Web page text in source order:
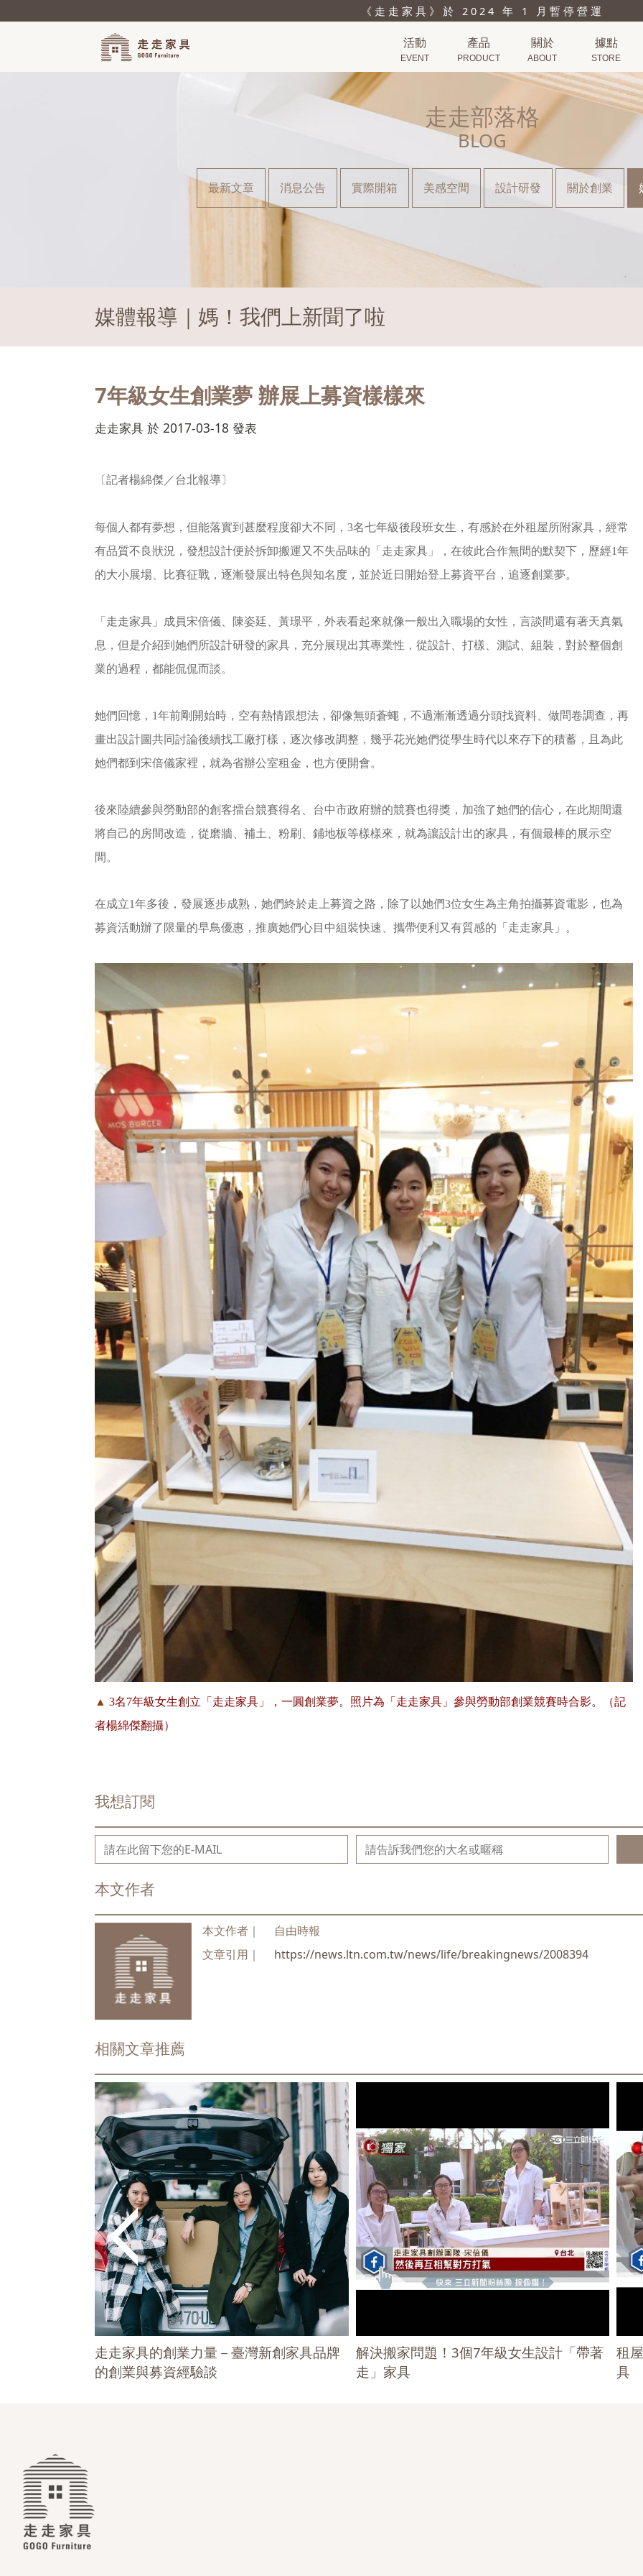
《走走家具》於 2024 年 1 月暫停營運
活動
EVENT
產品
PRODUCT
關於
ABOUT
據點
STORE
走走部落格
BLOG
最新文章 消息公告 實際開箱 美感空間 設計研發 關於創業
媒體報導｜媽！我們上新聞了啦
7年級女生創業夢 辦展上募資樣樣來
走走家具 於 2017-03-18 發表
〔記者楊綿傑／台北報導〕
每個人都有夢想，但能落實到甚麼程度卻大不同，3名七年級後段班女生，有感於在外租屋所附家具，經常
有品質不良狀況，發想設計便於拆卸搬運又不失品味的「走走家具」，在彼此合作無間的默契下，歷經1年
的大小展場、比賽征戰，逐漸發展出特色與知名度，並於近日開始登上募資平台，追逐創業夢。
「走走家具」成員宋倍儀、陳姿廷、黃璟平，外表看起來就像一般出入職場的女性，言談間還有著天真氣
息，但是介紹到她們所設計研發的家具，充分展現出其專業性，從設計、打樣、測試、組裝，對於整個創
業的過程，都能侃侃而談。
她們回憶，1年前剛開始時，空有熱情跟想法，卻像無頭蒼蠅，不過漸漸透過分頭找資料、做問卷調查，再
畫出設計圖共同討論後續找工廠打樣，逐次修改調整，幾乎花光她們從學生時代以來存下的積蓄，且為此
她們都到宋倍儀家裡，就為省辦公室租金，也方便開會。
後來陸續參與勞動部的創客擂台競賽得名、台中市政府辦的競賽也得獎，加強了她們的信心，在此期間還
將自己的房間改造，從磨牆、補土、粉刷、鋪地板等樣樣來，就為讓設計出的家具，有個最棒的展示空
間。
在成立1年多後，發展逐步成熟，她們終於走上募資之路，除了以她們3位女生為主角拍攝募資電影，也為
募資活動辦了限量的早鳥優惠，推廣她們心目中組裝快速、攜帶便利又有質感的「走走家具」。
▲ 3名7年級女生創立「走走家具」，一圓創業夢。照片為「走走家具」參與勞動部創業競賽時合影。（記
者楊綿傑翻攝）
我想訂閱
本文作者
本文作者｜
自由時報
文章引用｜
https://news.ltn.com.tw/news/life/breakingnews/2008394
相關文章推薦
走走家具的創業力量－臺灣新創家具品牌
的創業與募資經驗談
解決搬家問題！3個7年級女生設計「帶著
走」家具
租
具